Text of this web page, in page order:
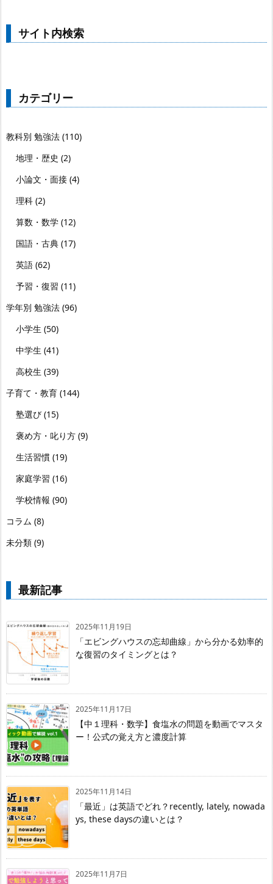
サイト内検索
カテゴリー
教科別 勉強法 (110)
地理・歴史 (2)
小論文・面接 (4)
理科 (2)
算数・数学 (12)
国語・古典 (17)
英語 (62)
予習・復習 (11)
学年別 勉強法 (96)
小学生 (50)
中学生 (41)
高校生 (39)
子育て・教育 (144)
塾選び (15)
褒め方・叱り方 (9)
生活習慣 (19)
家庭学習 (16)
学校情報 (90)
コラム (8)
未分類 (9)
最新記事
2025年11月19日
「エビングハウスの忘却曲線」から分かる効率的
な復習のタイミングとは？
2025年11月17日
【中１理科・数学】食塩水の問題を動画でマスタ
ー！公式の覚え方と濃度計算
2025年11月14日
「最近」は英語でどれ？recently, lately, nowada
ys, these daysの違いとは？
2025年11月7日